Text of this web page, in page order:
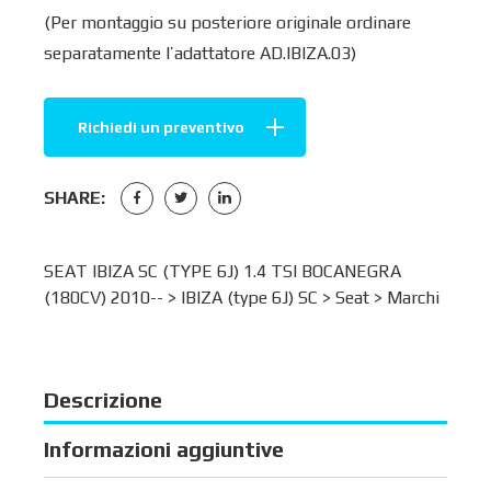
(Per montaggio su posteriore originale ordinare
separatamente l’adattatore AD.IBIZA.03)
Richiedi un preventivo
SHARE:
SEAT IBIZA SC (TYPE 6J) 1.4 TSI BOCANEGRA
(180CV) 2010-- > IBIZA (type 6J) SC > Seat > Marchi
Descrizione
Informazioni aggiuntive